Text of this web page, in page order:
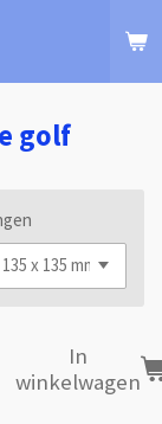
golf
In
winkelwagen